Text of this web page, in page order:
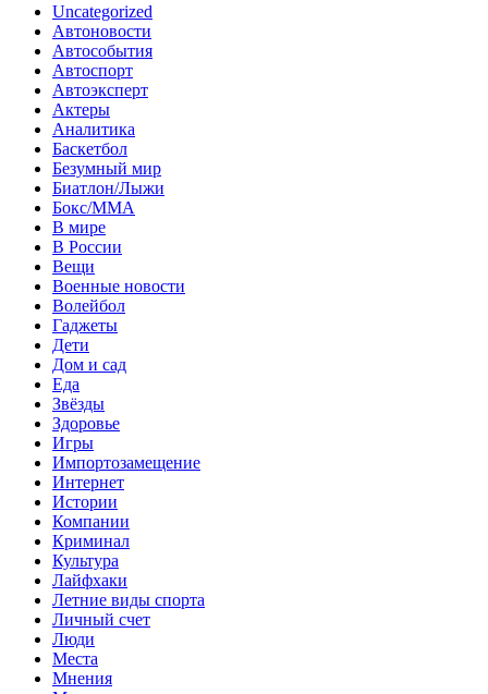
Uncategorized
Автоновости
Автособытия
Автоспорт
Автоэксперт
Актеры
Аналитика
Баскетбол
Безумный мир
Биатлон/Лыжи
Бокс/MMA
В мире
В России
Вещи
Военные новости
Волейбол
Гаджеты
Дети
Дом и сад
Еда
Звёзды
Здоровье
Игры
Импортозамещение
Интернет
Истории
Компании
Криминал
Культура
Лайфхаки
Летние виды спорта
Личный счет
Люди
Места
Мнения